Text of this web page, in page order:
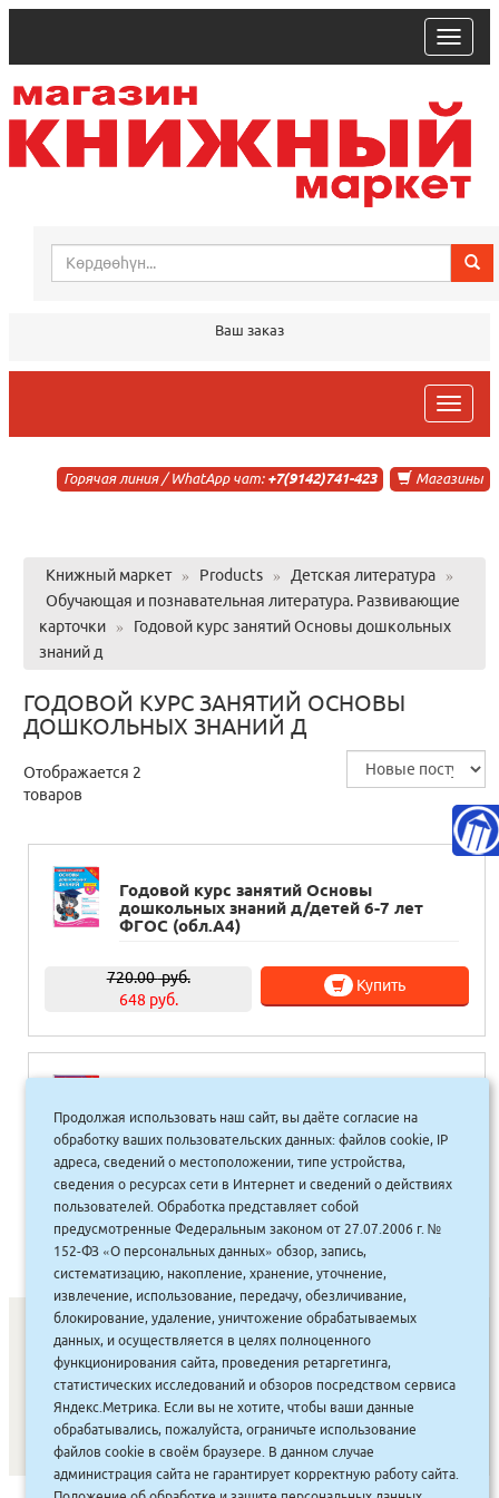
trk
Ваш заказ
trk
Магазины
Горячая линия / WhatApp чат: +7(9142)741-423
Книжный маркет » Products » Детская литература
»
Обучающая и познавательная литература. Развивающие
карточки
»
Годовой курс занятий Основы дошкольных
знаний д
ГОДОВОЙ КУРС ЗАНЯТИЙ ОСНОВЫ
ДОШКОЛЬНЫХ ЗНАНИЙ Д
Отображается 2
товаров
Годовой курс занятий Основы
дошкольных знаний д/детей 6-7 лет
ФГОС (обл.А4)
720.00руб.
648 руб.
Купить
дошкольных знаний д/детей 4-5 лет
ФГОС (обл.А4)
720.00руб.
648 руб.
Купить
СОНУННАР КОМПАНИЯ ТУҺУНАН | МАҔАҺЫЫННАР
АКЦИЯЛАР|ДИСКОНТНАЙ СИСТЕМА| ЮРИДИЧЕСКАЙ
ВАКАНСИЯЛАР|
Продолжая использовать наш сайт, вы даёте согласие на
обработку ваших пользовательских данных: файлов cookie, IP
адреса, сведений о местоположении, типе устройства,
сведения о ресурсах сети в Интернет и сведений о действиях
пользователей. Обработка представляет собой
предусмотренные Федеральным законом от 27.07.2006 г. №
152-ФЗ «О персональных данных» обзор, запись,
систематизацию, накопление, хранение, уточнение,
извлечение, использование, передачу, обезличивание,
блокирование, удаление, уничтожение обрабатываемых
данных, и осуществляется в целях полноценного
функционирования сайта, проведения ретаргетинга,
статистических исследований и обзоров посредством сервиса
Яндекс.Метрика. Если вы не хотите, чтобы ваши данные
обрабатывались, пожалуйста, ограничьте использование
файлов cookie в своём браузере. В данном случае
администрация сайта не гарантирует корректную работу сайта.